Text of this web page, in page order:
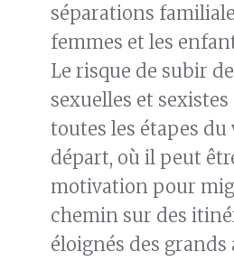
séparations
femmes et les
Le risque de subir
sexuelles et sexistes
toutes les étapes du
départ, où il peut
motivation pour
chemin sur des
éloignés des grands